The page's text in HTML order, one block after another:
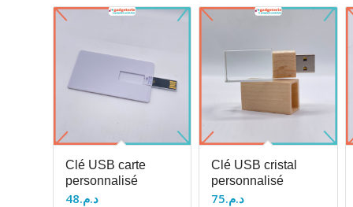
Clé USB carte
personnalisé
د.م.48
Clé USB cristal
personnalisé
د.م.75